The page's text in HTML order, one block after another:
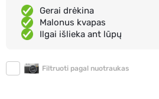
Gerai drėkina
Malonus kvapas
Ilgai išlieka ant lūpų
Filtruoti pagal nuotraukas